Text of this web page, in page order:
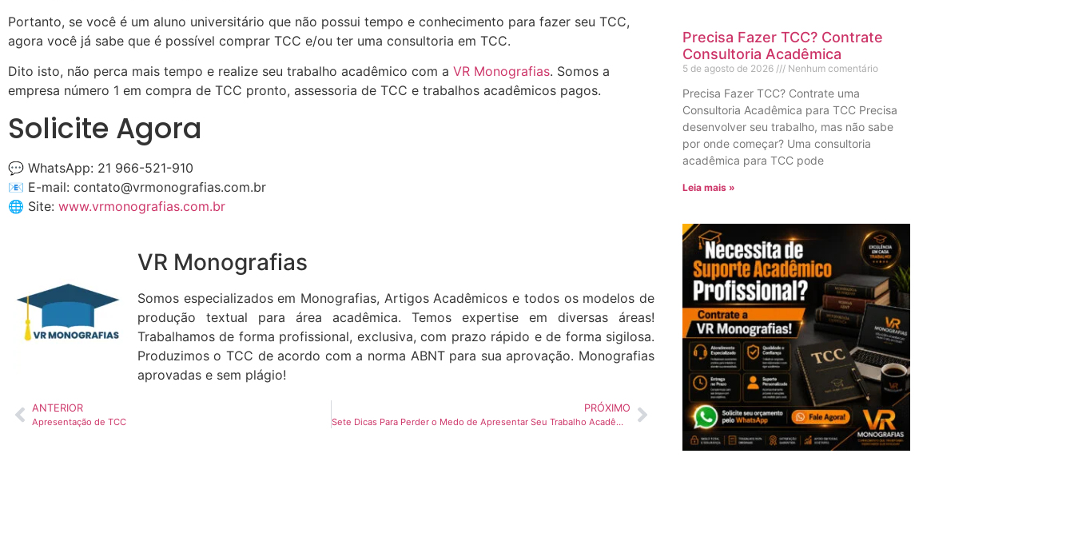
Portanto, se você é um aluno universitário que não possui tempo e conhecimento para fazer seu TCC,
agora você já sabe que é possível comprar TCC e/ou ter uma consultoria em TCC.
Dito isto, não perca mais tempo e realize seu trabalho acadêmico com a VR Monografias. Somos a
empresa número 1 em compra de TCC pronto, assessoria de TCC e trabalhos acadêmicos pagos.
Solicite Agora
💬 WhatsApp: 21 966-521-910
📧 E-mail: contato@vrmonografias.com.br
🌐 Site: www.vrmonografias.com.br
VR Monografias
Somos especializados em Monografias, Artigos Acadêmicos e todos os modelos de
produção textual para área acadêmica. Temos expertise em diversas áreas!
Trabalhamos de forma profissional, exclusiva, com prazo rápido e de forma sigilosa.
Produzimos o TCC de acordo com a norma ABNT para sua aprovação. Monografias
aprovadas e sem plágio!
ANTERIOR
Apresentação de TCC
PRÓXIMO
Sete Dicas Para Perder o Medo de Apresentar Seu Trabalho Acadêmico
Precisa Fazer TCC? Contrate
Consultoria Acadêmica
5 de agosto de 2026 Nenhum comentário
Precisa Fazer TCC? Contrate uma
Consultoria Acadêmica para TCC Precisa
desenvolver seu trabalho, mas não sabe
por onde começar? Uma consultoria
acadêmica para TCC pode
Leia mais »